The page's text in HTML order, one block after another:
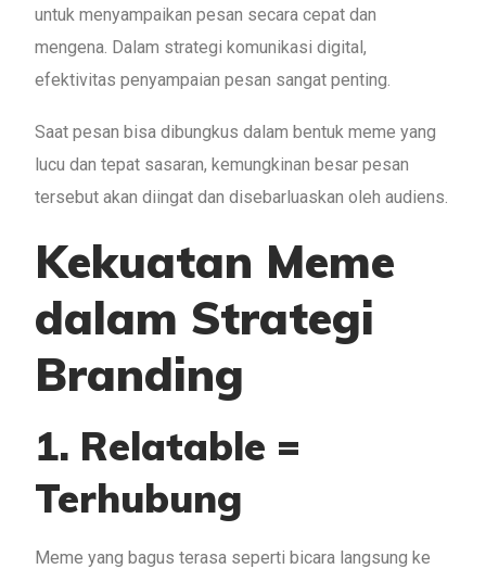
untuk menyampaikan pesan secara cepat dan
mengena. Dalam strategi komunikasi digital,
efektivitas penyampaian pesan sangat penting.
Saat pesan bisa dibungkus dalam bentuk meme yang
lucu dan tepat sasaran, kemungkinan besar pesan
tersebut akan diingat dan disebarluaskan oleh audiens.
Kekuatan Meme
dalam Strategi
Branding
1. Relatable =
Terhubung
Meme yang bagus terasa seperti bicara langsung ke